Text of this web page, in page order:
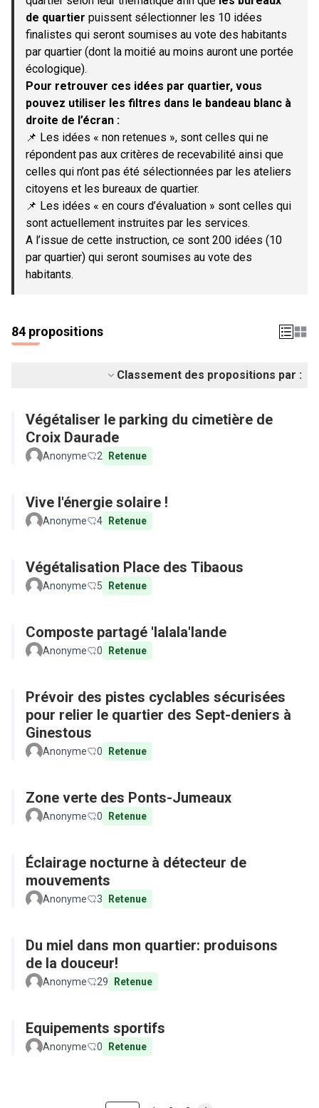
de quartier puissent sélectionner les 10 idées
finalistes qui seront soumises au vote des habitants
par quartier (dont la moitié au moins auront une portée
écologique).
Pour retrouver ces idées par quartier, vous
pouvez utiliser les filtres dans le bandeau blanc à
droite de l’écran :
📌 Les idées « non retenues », sont celles qui ne
répondent pas aux critères de recevabilité ainsi que
celles qui n’ont pas été sélectionnées par les ateliers
citoyens et les bureaux de quartier.
📌 Les idées « en cours d’évaluation » sont celles qui
sont actuellement instruites par les services.
A l’issue de cette instruction, ce sont 200 idées (10
par quartier) qui seront soumises au vote des
habitants.
84 propositions
Classement des propositions par :
Végétaliser le parking du cimetière de
Croix Daurade
Anonyme 2 Retenue
Vive l'énergie solaire !
Anonyme 4 Retenue
Végétalisation Place des Tibaous
Anonyme 5 Retenue
Composte partagé 'lalala'lande
Anonyme 0 Retenue
Prévoir des pistes cyclables sécurisées
pour relier le quartier des Sept-deniers à
Ginestous
Anonyme 0 Retenue
Zone verte des Ponts-Jumeaux
Anonyme 0 Retenue
Éclairage nocturne à détecteur de
mouvements
Anonyme 3 Retenue
Du miel dans mon quartier: produisons
de la douceur!
Anonyme 29 Retenue
Equipements sportifs
Anonyme 0 Retenue